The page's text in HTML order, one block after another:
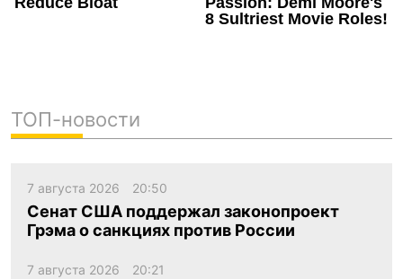
ТОП-новости
7 августа 2026 20:50
Сенат США поддержал законопроект
Грэма о санкциях против России
7 августа 2026 20:21